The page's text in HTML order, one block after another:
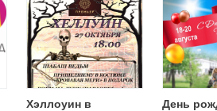
Хэллоуин в
День